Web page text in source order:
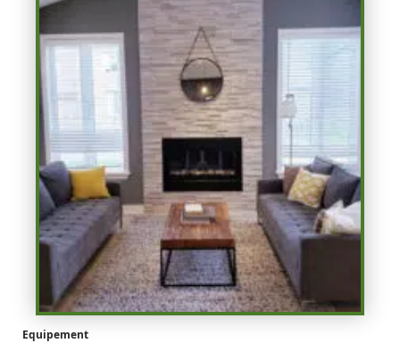
Equipement